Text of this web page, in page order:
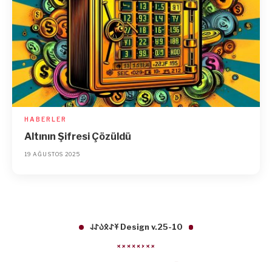
HABERLER
Altının Şifresi Çözüldü
19 AĞUSTOS 2025
𐱁𐰀𐰋𐰉𐰀𐰞 Design v.25-10